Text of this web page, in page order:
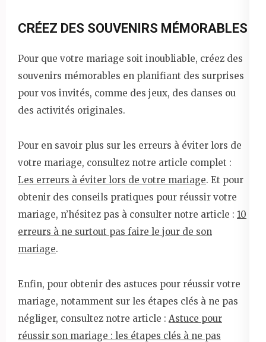
CRÉEZ DES SOUVENIRS MÉMORABLES
Pour que votre mariage soit inoubliable, créez des
souvenirs mémorables en planifiant des surprises
pour vos invités, comme des jeux, des danses ou
des activités originales.
Pour en savoir plus sur les erreurs à éviter lors de
votre mariage, consultez notre article complet :
Les erreurs à éviter lors de votre mariage. Et pour
obtenir des conseils pratiques pour réussir votre
mariage, n’hésitez pas à consulter notre article : 10
erreurs à ne surtout pas faire le jour de son
mariage.
Enfin, pour obtenir des astuces pour réussir votre
mariage, notamment sur les étapes clés à ne pas
négliger, consultez notre article : Astuce pour
réussir son mariage : les étapes clés à ne pas